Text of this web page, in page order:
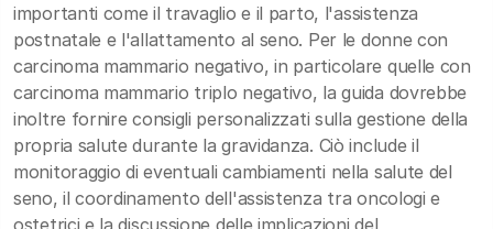
importanti come il travaglio e il parto, l'assistenza
postnatale e l'allattamento al seno. Per le donne con
carcinoma mammario negativo, in particolare quelle con
carcinoma mammario triplo negativo, la guida dovrebbe
inoltre fornire consigli personalizzati sulla gestione della
propria salute durante la gravidanza. Ciò include il
monitoraggio di eventuali cambiamenti nella salute del
seno, il coordinamento dell'assistenza tra oncologi e
ostetrici e la discussione delle implicazioni del